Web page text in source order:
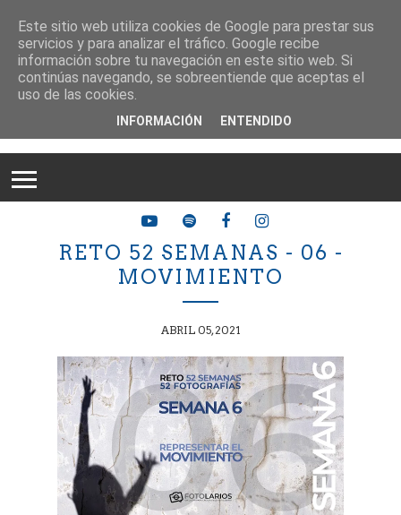
RETO 52 SEMANAS - 06 -
MOVIMIENTO
ABRIL 05, 2021
Este sitio web utiliza cookies de Google para prestar sus
servicios y para analizar el tráfico. Google recibe
información sobre tu navegación en este sitio web. Si
continúas navegando, se sobreentiende que aceptas el
uso de las cookies.
INFORMACIÓN ENTENDIDO